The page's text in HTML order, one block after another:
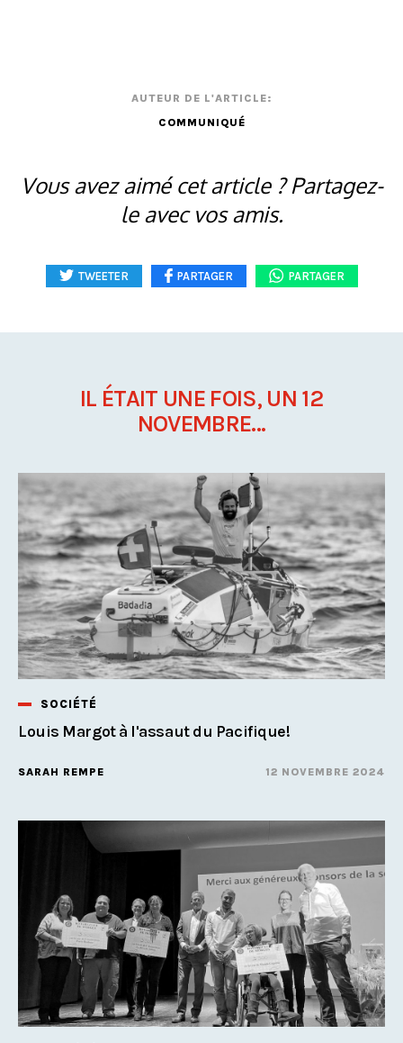
AUTEUR DE L'ARTICLE:
COMMUNIQUÉ
Vous avez aimé cet article ? Partagez-
le avec vos amis.
TWEETER PARTAGER PARTAGER
IL ÉTAIT UNE FOIS, UN 12
NOVEMBRE...
SOCIÉTÉ
Louis Margot à l'assaut du Pacifique!
SARAH REMPE 12 NOVEMBRE 2024